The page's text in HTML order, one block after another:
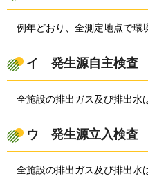
例年どおり、 全測定地点で環
イ 発生源自主検査
全施設の排出ガス及び排出水
ウ 発生源立入検査
全施設の排出ガス及び排出水